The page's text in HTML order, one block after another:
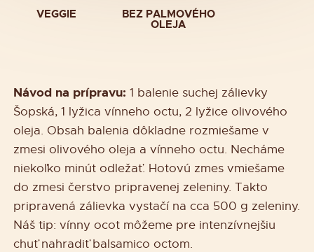
VEGGIE BEZ PALMOVÉHO
OLEJA
Návod na prípravu: 1 balenie suchej zálievky
Šopská, 1 lyžica vínneho octu, 2 lyžice olivového
oleja. Obsah balenia dôkladne rozmiešame v
zmesi olivového oleja a vínneho octu. Necháme
niekoľko minút odležať. Hotovú zmes vmiešame
do zmesi čerstvo pripravenej zeleniny. Takto
pripravená zálievka vystačí na cca 500 g zeleniny.
Náš tip: vínny ocot môžeme pre intenzívnejšiu
chuť nahradiť balsamico octom.